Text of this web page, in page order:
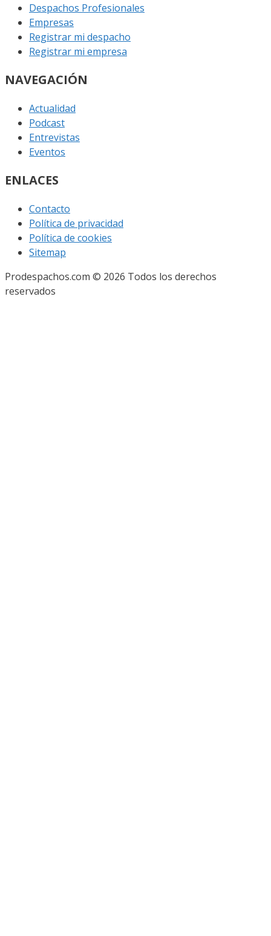
Despachos Profesionales
Empresas
Registrar mi despacho
Registrar mi empresa
NAVEGACIÓN
Actualidad
Podcast
Entrevistas
Eventos
ENLACES
Contacto
Política de privacidad
Política de cookies
Sitemap
Prodespachos.com © 2026 Todos los derechos
reservados